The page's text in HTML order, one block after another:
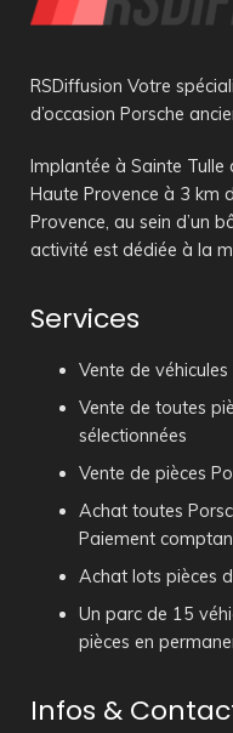
RSDiffusion Votre
d’occasion Porsche
Implantée à Sainte
Haute Provence à 3 km
Provence, au sein d’un
activité est dédiée à la
Services
Vente de véhicules
Vente de toutes
sélectionnées
Vente de pièces
Achat toutes
Paiement
Achat lots pièces
Un parc de 15
pièces en
Infos &